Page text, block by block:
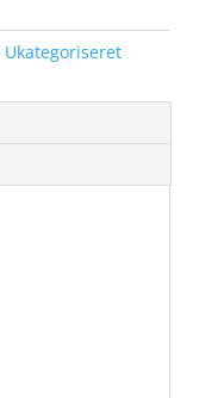
Ukategoriseret